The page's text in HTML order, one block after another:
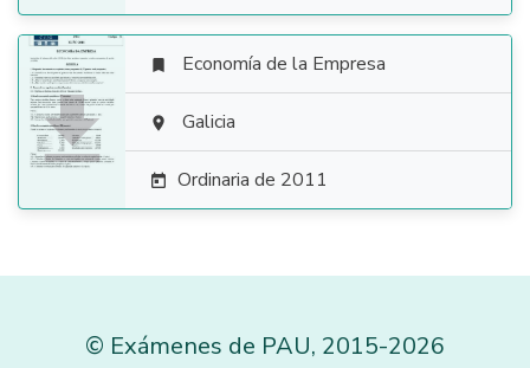

 Economía de la Empresa
 Galicia
 Ordinaria de 2011
© Exámenes de PAU, 2015-2026